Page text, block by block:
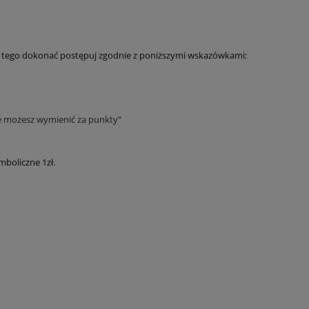
dokonać postępuj zgodnie z poniższymi wskazówkami:
wymienić za punkty"
1zł.